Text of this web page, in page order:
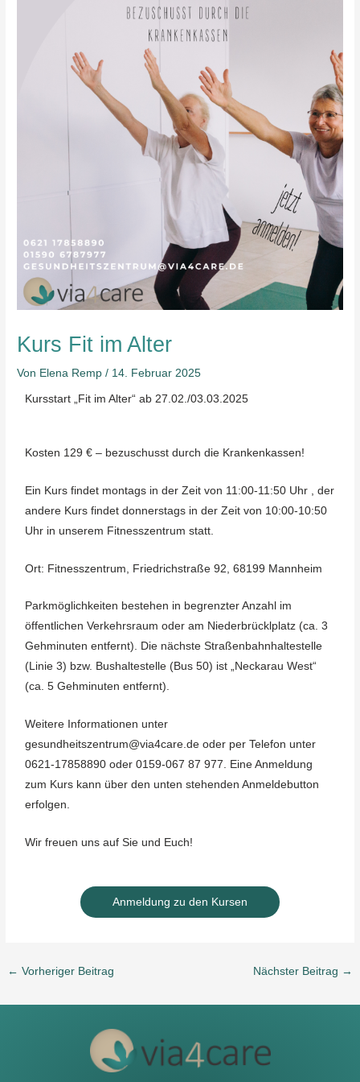
Kurs Fit im Alter
Von Elena Remp/ 14. Februar 2025
Kursstart „Fit im Alter“ ab 27.02./03.03.2025
Kosten 129 € – bezuschusst durch die Krankenkassen!
Ein Kurs findet montags in der Zeit von 11:00-11:50 Uhr , der
andere Kurs findet donnerstags in der Zeit von 10:00-10:50
Uhr in unserem Fitnesszentrum statt.
Ort: Fitnesszentrum, Friedrichstraße 92, 68199 Mannheim
Parkmöglichkeiten bestehen in begrenzter Anzahl im
öffentlichen Verkehrsraum oder am Niederbrücklplatz (ca. 3
Gehminuten entfernt). Die nächste Straßenbahnhaltestelle
(Linie 3) bzw. Bushaltestelle (Bus 50) ist „Neckarau West“
(ca. 5 Gehminuten entfernt).
Weitere Informationen unter
gesundheitszentrum@via4care.de oder per Telefon unter
0621-17858890 oder 0159-067 87 977. Eine Anmeldung
zum Kurs kann über den unten stehenden Anmeldebutton
erfolgen.
Wir freuen uns auf Sie und Euch!
Anmeldung zu den Kursen
← Vorheriger Beitrag Nächster Beitrag →